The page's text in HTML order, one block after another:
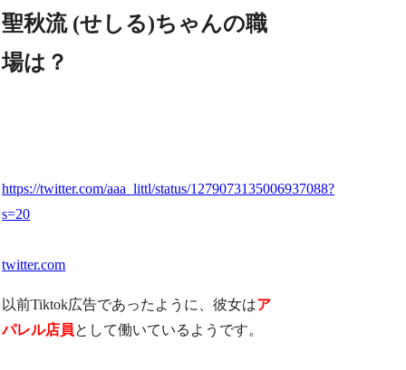
聖秋流 (せしる)ちゃんの職
場は？
https://twitter.com/aaa_littl/status/1279073135006937088?
s=20
twitter.com
以前Tiktok広告であったように、彼女はア
パレル店員として働いているようです。